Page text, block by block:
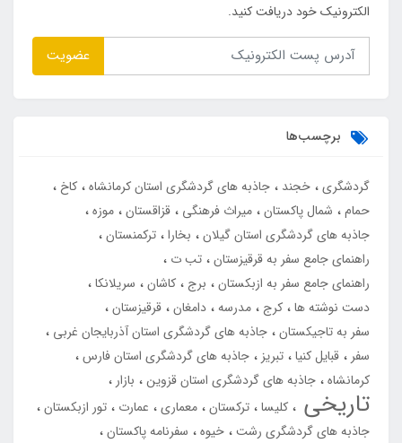
الکترونیک خود دریافت کنید.
عضویت
برچسب‌ها
گردشگری خجند جاذبه های گردشگری استان کرمانشاه کاخ
حمام
شمال پاکستان میراث فرهنگی قزاقستان موزه
جاذبه های گردشگری استان گیلان
بخارا ترکمنستان
راهنمای جامع سفر به قرقیزستان تب ت
راهنمای جامع سفر به ازبکستان
برج کاشان
سریلانکا
دست نوشته ها کرج مدرسه دامغان قرقیزستان
سفر به تاجیکستان جاذبه های گردشگری استان آذربایجان غربی
سفر
قبایل کنیا تبریز
جاذبه های گردشگری استان فارس
کرمانشاه جاذبه های گردشگری استان قزوین بازار
تاریخی کلیسا ترکستان معماری عمارت
تور ازبکستان
جاذبه های گردشگری رشت خیوه
سفرنامه پاکستان